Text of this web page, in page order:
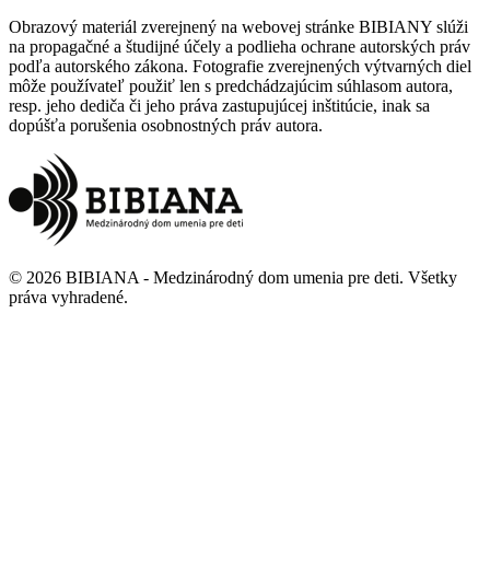
Obrazový materiál zverejnený na webovej stránke BIBIANY slúži
na propagačné a študijné účely a podlieha ochrane autorských práv
podľa autorského zákona. Fotografie zverejnených výtvarných diel
môže používateľ použiť len s predchádzajúcim súhlasom autora,
resp. jeho dediča či jeho práva zastupujúcej inštitúcie, inak sa
dopúšťa porušenia osobnostných práv autora.
© 2026 BIBIANA - Medzinárodný dom umenia pre deti. Všetky
práva vyhradené.